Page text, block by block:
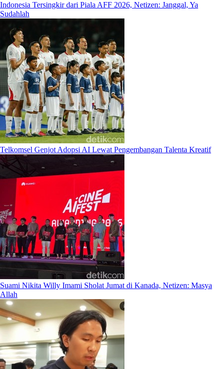
Indonesia Tersingkir dari Piala AFF 2026, Netizen: Janggal, Ya
Sudahlah
Telkomsel Genjot Adopsi AI Lewat Pengembangan Talenta Kreatif
Suami Nikita Willy Imami Sholat Jumat di Kanada, Netizen: Masya
Allah